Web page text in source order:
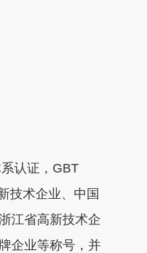
认证，GBT
技术企业、中国
江省高新技术企
企业等称号，并